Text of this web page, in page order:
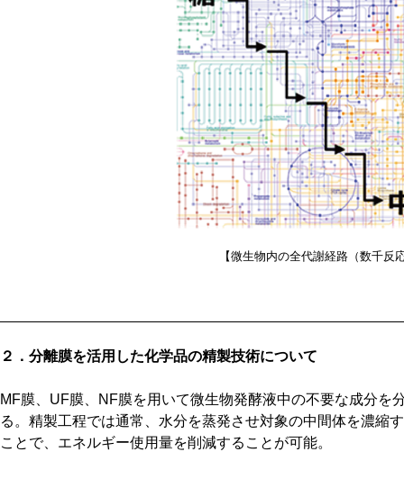
【微生物内の全代謝経路（数千反
２．分離膜を活用した化学品の精製技術について
MF膜、UF膜、NF膜を用いて微生物発酵液中の不要な成分を
る。精製工程では通常、水分を蒸発させ対象の中間体を濃縮
ことで、エネルギー使用量を削減することが可能。